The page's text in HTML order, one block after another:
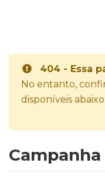
404 - Essa
No entanto,
disponíveis